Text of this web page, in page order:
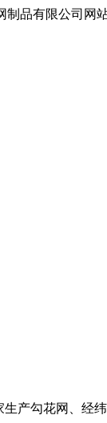
制品有限公司网
产勾花网、经